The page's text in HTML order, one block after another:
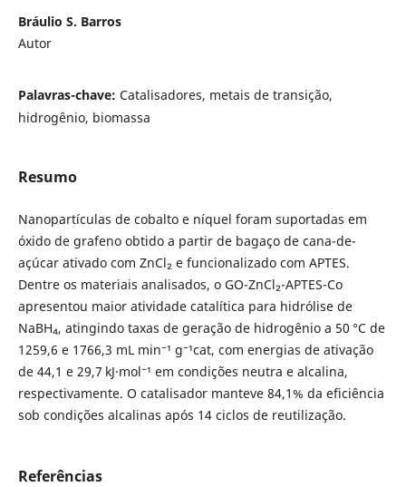
Bráulio S. Barros
Autor
Palavras-chave: Catalisadores, metais de transição,
hidrogênio, biomassa
Resumo
Nanopartículas de cobalto e níquel foram suportadas em
óxido de grafeno obtido a partir de bagaço de cana-de-
açúcar ativado com ZnCl₂ e funcionalizado com APTES.
Dentre os materiais analisados, o GO-ZnCl₂-APTES-Co
apresentou maior atividade catalítica para hidrólise de
NaBH₄, atingindo taxas de geração de hidrogênio a 50 °C de
1259,6 e 1766,3 mL min⁻¹ g⁻¹cat, com energias de ativação
de 44,1 e 29,7 kJ·mol⁻¹ em condições neutra e alcalina,
respectivamente. O catalisador manteve 84,1% da eficiência
sob condições alcalinas após 14 ciclos de reutilização.
Referências